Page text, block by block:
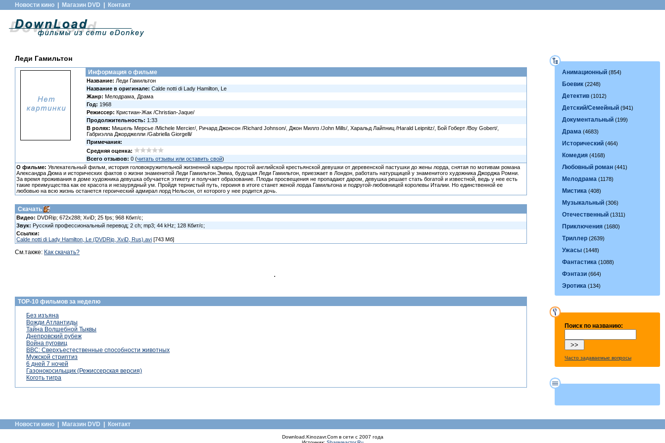
Новости кино Магазин DVD Контакт
Леди Гамильтон
Информация о фильме
Название: Леди Гамильтон
Название в оригинале: Calde notti di Lady Hamilton, Le
Жанр: Мелодрама, Драма
Год: 1968
Режиссер: Кристиан-Жак /Christian-Jaque/
Продолжительность: 1:33
В ролях: Мишель Мерсье /Michele Mercier/, Ричард Джонсон /Richard Johnson/, Джон Миллз /John Mills/, Харальд Лайпниц /Harald Leipnitz/, Бой Гоберт /Boy Gobert/,
Габриэлла Джорджелли /Gabriella Giorgelli/
Примечания:
Средняя оценка:
Всего отзывов: 0 (читать отзывы или оставить свой)
О фильме: Увлекательный фильм, история головокружительной жизненной карьеры простой английской крестьянской девушки от деревенской пастушки до жены лорда, снятая по мотивам романа
Александра Дюма и исторических фактов о жизни знаменитой Леди Гамильтон.Эмма, будущая Леди Гамильтон, приезжает в Лондон, работать натурщицей у знаменитого художника Джорджа Ромни.
За время проживания в доме художника девушка обучается этикету и получает образование. Плоды просвещения не пропадают даром, девушка решает стать богатой и известной, ведь у нее есть
такие преимущества как ее красота и незаурядный ум. Пройдя тернистый путь, героиня в итоге станет женой лорда Гамильтона и подругой-любовницей королевы Италии. Но единственной ее
любовью на всю жизнь останется героический адмирал лорд Нельсон, от которого у нее родится дочь.
Скачать
Видео: DVDRip; 672x288; XviD; 25 fps; 968 Кбит/с;
Звук: Русский профессиональный перевод; 2 ch; mp3; 44 kHz; 128 Кбит/с;
Ссылки:
Calde notti di Lady Hamilton, Le (DVDRip, XviD, Rus).avi [743 Мб]
См.также: Как скачать?
.
TOP-10 фильмов за неделю
Без изъяна
Вожди Атлантиды
Тайна Волшебной Тыквы
Днепровский рубеж
Война пуговиц
BBC: Сверхъестественные способности животных
Мужской стриптиз
6 дней 7 ночей
Газонокосильщик (Режиссерская версия)
Коготь тигра
Анимационный (854)
Боевик (2248)
Детектив (1012)
Детский/Семейный (941)
Документальный (199)
Драма (4683)
Исторический (464)
Комедия (4168)
Любовный роман (441)
Мелодрама (1178)
Мистика (408)
Музыкальный (306)
Отечественный (1311)
Приключения (1680)
Триллер (2639)
Ужасы (1448)
Фантастика (1088)
Фэнтази (664)
Эротика (134)
Поиск по названию:
Часто задаваемые вопросы
Новости кино Магазин DVD Контакт
Download.Kinozavr.Com в сети с 2007 года